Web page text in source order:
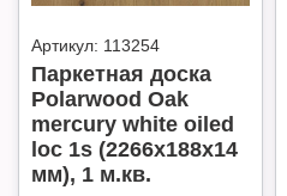
Артикул: 113254
Паркетная доска
Polarwood Oak
mercury white oiled
loc 1s (2266x188x14
мм), 1 м.кв.